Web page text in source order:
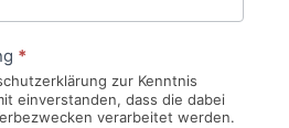
*
zur Kenntnis
einverstanden, dass die dabei
verarbeitet werden.